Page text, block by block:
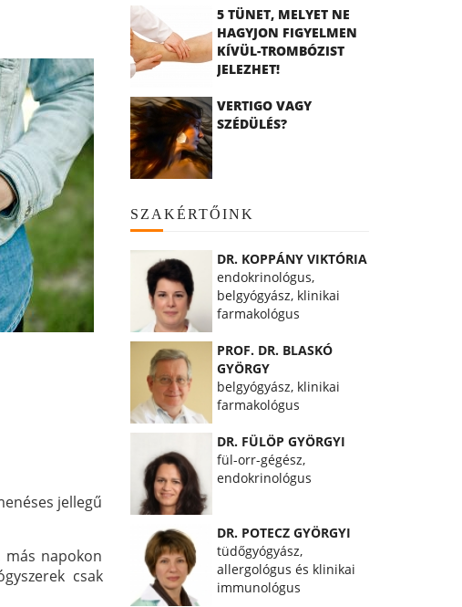
jellegű
más napokon
csak
5 TÜNET, MELYET NE
HAGYJON FIGYELMEN
KÍVÜL-TROMBÓZIST
JELEZHET!
VERTIGO VAGY
SZÉDÜLÉS?
SZAKÉRTŐINK
DR. KOPPÁNY VIKTÓRIA
endokrinológus,
belgyógyász, klinikai
farmakológus
PROF. DR. BLASKÓ
GYÖRGY
belgyógyász, klinikai
farmakológus
DR. FÜLÖP GYÖRGYI
fül-orr-gégész,
endokrinológus
DR. POTECZ GYÖRGYI
tüdőgyógyász,
allergológus és klinikai
immunológus